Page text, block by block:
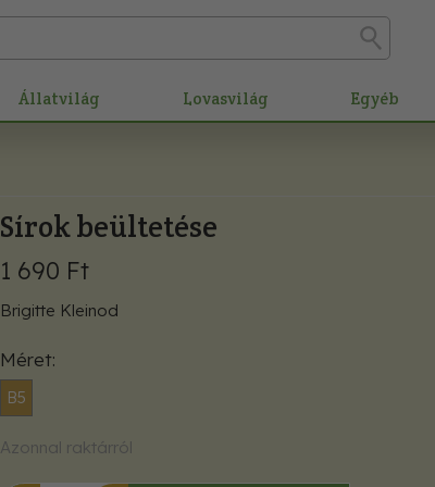
Állatvilág Lovasvilág Egyéb
Sírok beültetése
1 690 Ft
Brigitte Kleinod
Méret
B5
Azonnal raktárról